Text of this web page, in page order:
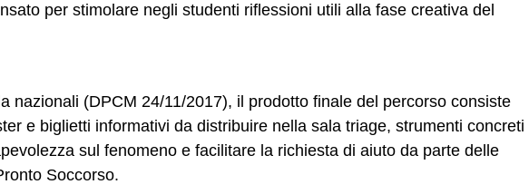
per stimolare negli studenti riflessioni utili alla fase creativa del
nazionali (DPCM 24/11/2017), il prodotto finale del percorso consiste
e biglietti informativi da distribuire nella sala triage, strumenti concreti
sul fenomeno e facilitare la richiesta di aiuto da parte delle
Soccorso.